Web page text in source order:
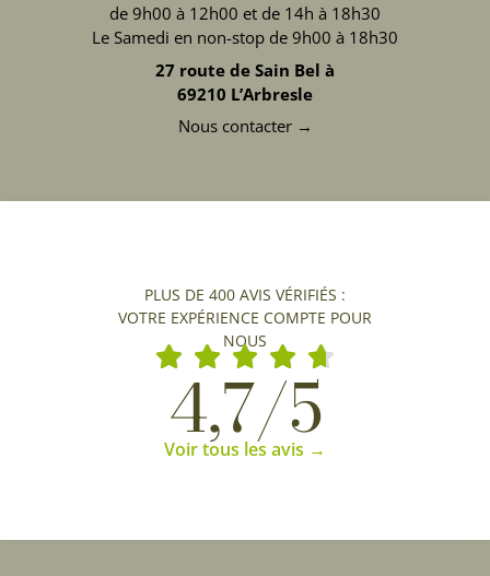
de 9h00 à 12h00 et de 14h à 18h30
Le Samedi en non-stop de 9h00 à 18h30
27 route de Sain Bel à
69210 L’Arbresle
Nous contacter →
PLUS DE 400 AVIS VÉRIFIÉS :
VOTRE EXPÉRIENCE COMPTE POUR
NOUS
4,7/5
Voir tous les avis →